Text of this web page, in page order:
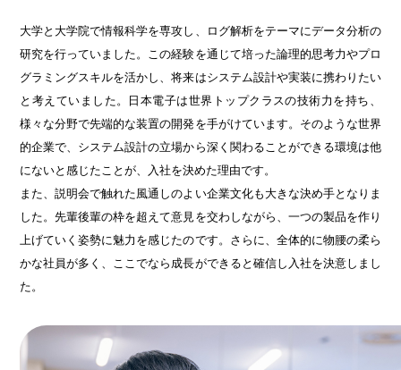
大学と大学院で情報科学を専攻し、ログ解析をテーマにデータ分析の
研究を行っていました。この経験を通じて培った論理的思考力やプロ
グラミングスキルを活かし、将来はシステム設計や実装に携わりたい
と考えていました。日本電子は世界トップクラスの技術力を持ち、
様々な分野で先端的な装置の開発を手がけています。そのような世界
的企業で、システム設計の立場から深く関わることができる環境は他
にないと感じたことが、入社を決めた理由です。
また、説明会で触れた風通しのよい企業文化も大きな決め手となりま
した。先輩後輩の枠を超えて意見を交わしながら、一つの製品を作り
上げていく姿勢に魅力を感じたのです。さらに、全体的に物腰の柔ら
かな社員が多く、ここでなら成長ができると確信し入社を決意しまし
た。